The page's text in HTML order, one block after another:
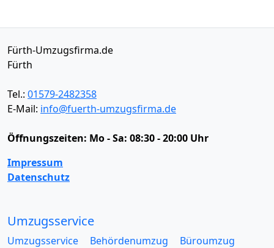
Fürth-Umzugsfirma.de
Fürth
Tel.: 01579-2482358
E-Mail: info@fuerth-umzugsfirma.de
Öffnungszeiten: Mo - Sa: 08:30 - 20:00 Uhr
Impressum
Datenschutz
Umzugsservice
Umzugsservice Behördenumzug
Büroumzug